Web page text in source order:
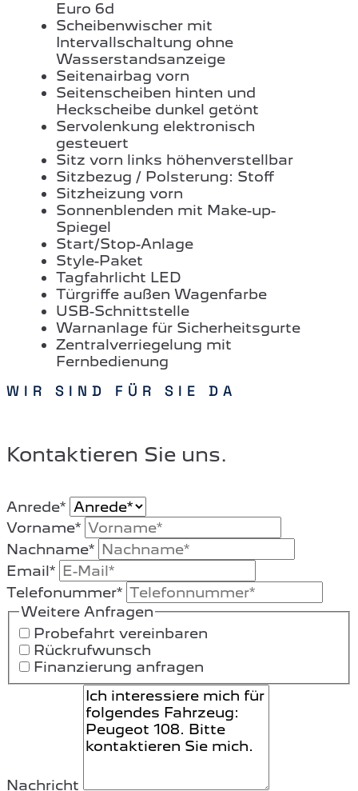
Euro 6d
Scheibenwischer mit
Intervallschaltung ohne
Wasserstandsanzeige
Seitenairbag vorn
Seitenscheiben hinten und
Heckscheibe dunkel getönt
Servolenkung elektronisch
gesteuert
Sitz vorn links höhenverstellbar
Sitzbezug / Polsterung: Stoff
Sitzheizung vorn
Sonnenblenden mit Make-up-
Spiegel
Start/Stop-Anlage
Style-Paket
Tagfahrlicht LED
Türgriffe außen Wagenfarbe
USB-Schnittstelle
Warnanlage für Sicherheitsgurte
Zentralverriegelung mit
Fernbedienung
WIR SIND FÜR SIE DA
Kontaktieren Sie uns.
Anrede*
Vorname*
Nachname*
Email*
Telefonummer*
Weitere Anfragen
Probefahrt vereinbaren
Rückrufwunsch
Finanzierung anfragen
Nachricht